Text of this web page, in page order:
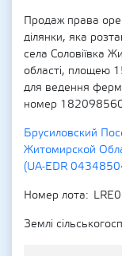
Продаж права
ділянки, яка
села Соловіївка
області, площею
для ведення
номер
Брусиловский
Житомирской
(UA-EDR
Номер лота
Землі